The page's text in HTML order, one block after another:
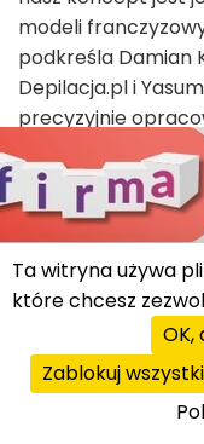
modeli
podkreśla Damian
Depilacja.pl i
precyzyjnie
który umożliwia
oraz efektywne
Franczyzobiorca
doboru lokalizacji,
zespołu
Każdy partner
franczyzowego,
etapach
codzienne
Ta witryna używa
które chcesz
Zablokuj